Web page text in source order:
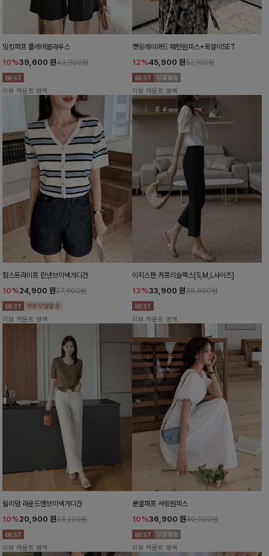
밍킷퍼프 플레어블라우스
10%39,600 원43,900원
리뷰 카운트 영역
캣밍레이어드 패턴원피스+목걸이SET
12%45,900 원52,100원
리뷰 카운트 영역
함스트라이프 린넨브이넥가디건
10%24,900 원27,600원
리뷰 카운트 영역
이지스판 카프리슬랙스[S,M,L사이즈]
13%33,900 원38,900원
리뷰 카운트 영역
윌리덤 라운드앤브이넥가디건
10%20,900 원23,200원
리뷰 카운트 영역
룬셀퍼프 셔링원피스
10%36,900 원40,900원
리뷰 카운트 영역